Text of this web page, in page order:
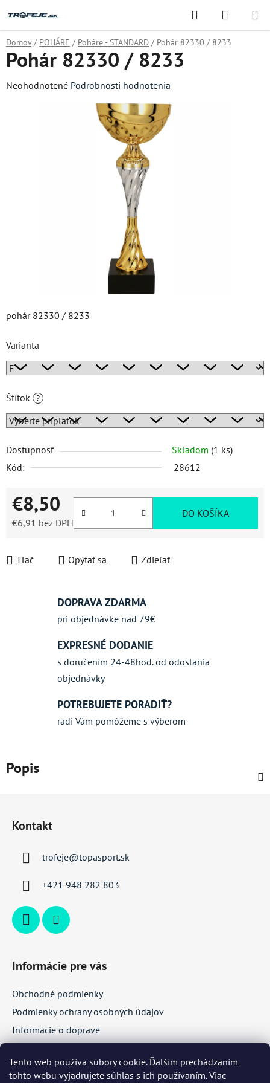
Tento web používa súbory cookie. Ďalším prechádzaním
tohto webu vyjadrujete súhlas s ich používaním. Viac
na
obsah
Hľadať
KOŠÍK
Domov / POHÁRE / Poháre - STANDARD / Pohár 82330 / 8233
pohár 82330 / 8233
Varianta
Štítok ?
Dostupnosť Skladom (1 ks)
Kód:
28612
€8,50
€6,91 bez DPH
DO KOŠÍKA
Tlač Opýtať sa Zdieľať
Pohár 82330 / 8233
Priemerné
Neohodnotené Podrobnosti hodnotenia
DOPRAVA ZDARMA
pri objednávke nad 79€
EXPRESNÉ DODANIE
s doručením 24-48hod. od odoslania
objednávky
POTREBUJETE PORADIŤ?
radi Vám pomôžeme s výberom
Popis
Kontakt
trofeje@topasport.sk
+421 948 282 803
Informácie pre vás
Obchodné podmienky
Podmienky ochrany osobných údajov
Informácie o doprave